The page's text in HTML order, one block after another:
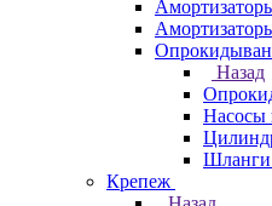
Назад
Насосы
Шланги
Крепеж